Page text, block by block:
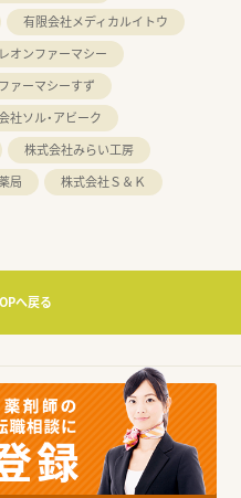
有限会社メディカルイトウ
オンファーマシー
ァーマシーすず
社ソル・アビーク
株式会社みらい工房
局 株式会社Ｓ＆Ｋ
へ戻る